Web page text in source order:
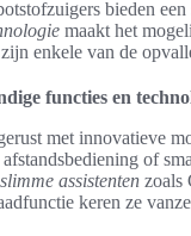
bieden een
maakt het
enkele van de
functies en
met innovatieve
afstandsbediening of
slimme assistenten zoals
keren ze